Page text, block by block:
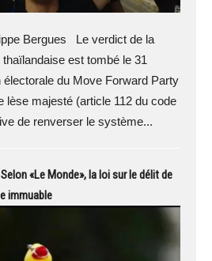
Bergues Le verdict de la
est tombé le 31
électorale du Move Forward Party
lèse majesté (article 112 du code
de renverser le système...
«Le Monde», la loi sur le délit de
immuable